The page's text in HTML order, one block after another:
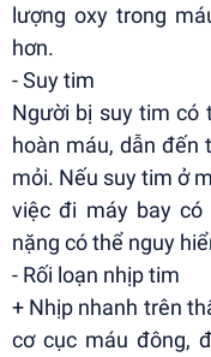
lượng oxy trong
hơn.
- Suy tim
Người bị suy tim có
hoàn máu, dẫn đến
mỏi. Nếu suy tim ở
việc đi máy bay có
nặng có thể nguy
- Rối loạn nhịp tim
+ Nhịp nhanh trên
cơ cục máu đông,